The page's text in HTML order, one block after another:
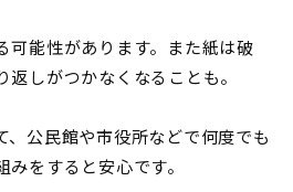
可能性があります。また紙は破
しがつかなくなることも。
、公民館や市役所などで何度でも
をすると安心です。